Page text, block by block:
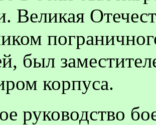
Великая
был
корпуса.
руководство